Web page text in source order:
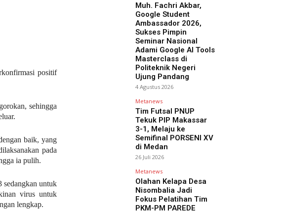
positif
sehingga
baik, yang
pada
ia pulih.
untuk
virus untuk
lengkap.
Muh. Fachri Akbar,
Google Student
Ambassador 2026,
Sukses Pimpin
Seminar Nasional
Adami Google AI Tools
Masterclass di
Politeknik Negeri
Ujung Pandang
4 Agustus 2026
Metanews
Tim Futsal PNUP
Tekuk PIP Makassar
3-1, Melaju ke
Semifinal PORSENI XV
di Medan
26 Juli 2026
Metanews
Olahan Kelapa Desa
Nisombalia Jadi
Fokus Pelatihan Tim
PKM-PM PAREDE